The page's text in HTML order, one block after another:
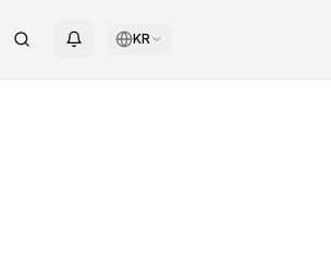
KR